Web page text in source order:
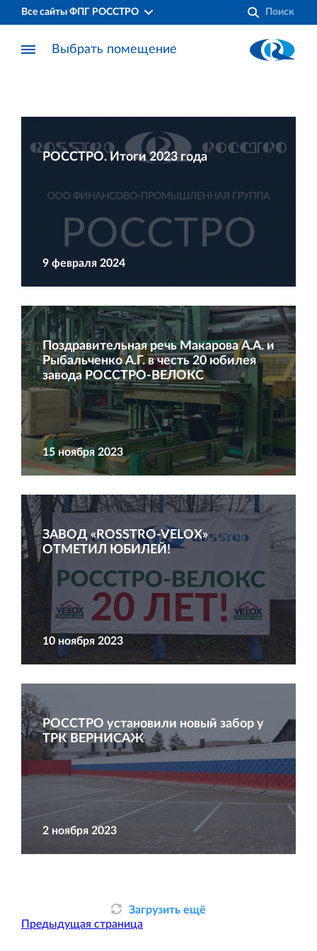
Все сайты ФПГ РОССТРО
Финансово‐промышленная группа РОССТРО
Аренда недвижимости в Санкт‐Петербурге
и Ленинградской области
Строительная система ROSSTRO‐VELOX
Несъёмная опалубка из щепоцементных плит
Научно‐исследовательский институт
ЛЕННИИПРОЕКТ
Проектный институт по жилищно‐гражданскому
строительству
Торговый комплекс НОРД в Кингисеппе
Современный торговый комплекс в центре города
Кингисепп
Испытательный комплекс ПКТИ
Выбрать помещение
РОССТРО. Итоги 2023 года
9 февраля 2024
Поздравительная речь Макарова А.А. и
Рыбальченко А.Г. в честь 20 юбилея
завода РОССТРО-ВЕЛОКС
15 ноября 2023
ЗАВОД «ROSSTRO‐VELOX»
ОТМЕТИЛ ЮБИЛЕЙ!
10 ноября 2023
РОССТРО установили новый забор у
ТРК ВЕРНИСАЖ
2 ноября 2023
Предыдущая страница
Загрузить ещё